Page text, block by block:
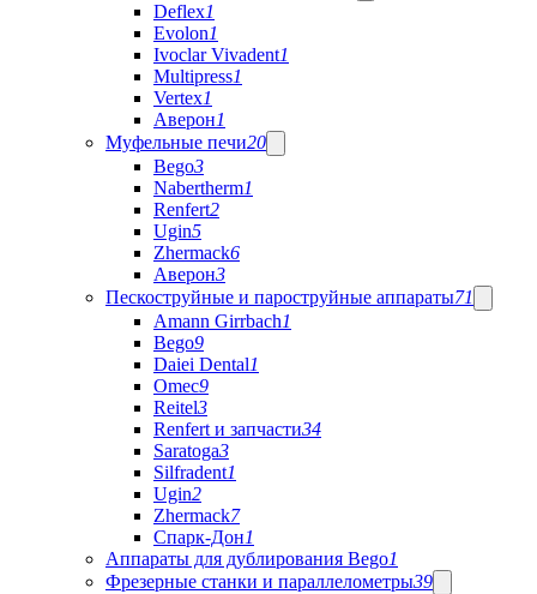
Deflex1
Evolon1
Ivoclar Vivadent1
Multipress1
Vertex1
Аверон1
Муфельные печи20
Bego3
Nabertherm1
Renfert2
Ugin5
Zhermack6
Аверон3
Пескоструйные и пароструйные аппараты71
Amann Girrbach1
Bego9
Daiei Dental1
Omec9
Reitel3
Renfert и запчасти34
Saratoga3
Silfradent1
Ugin2
Zhermack7
Спарк-Дон1
Аппараты для дублирования Bego1
Фрезерные станки и параллелометры39